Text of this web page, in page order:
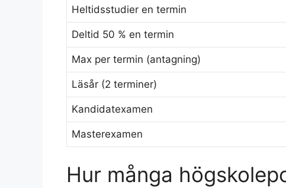
Heltidsstudier en termin
Deltid 50 % en termin
Max per termin (antagning)
Läsår (2 terminer)
Kandidatexamen
Masterexamen
Hur många